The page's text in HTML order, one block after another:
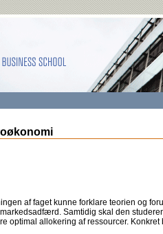
af faget kunne forklare teorien og
Samtidig skal den
optimal allokering af ressourcer.